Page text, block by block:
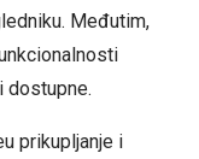
Međutim,
dostupne.
prikupljanje i